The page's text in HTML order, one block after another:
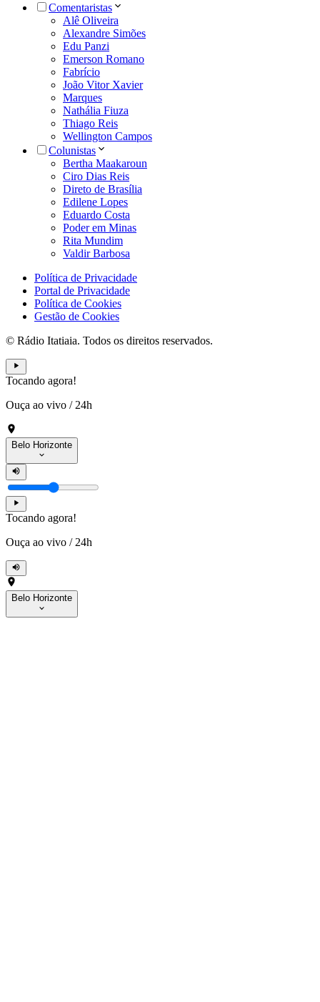
Comentaristas
Alê Oliveira
Alexandre Simões
Edu Panzi
Emerson Romano
Fabrício
João Vitor Xavier
Marques
Nathália Fiuza
Thiago Reis
Wellington Campos
Colunistas
Bertha Maakaroun
Ciro Dias Reis
Direto de Brasília
Edilene Lopes
Eduardo Costa
Poder em Minas
Rita Mundim
Valdir Barbosa
Política de Privacidade
Portal de Privacidade
Política de Cookies
Gestão de Cookies
© Rádio Itatiaia. Todos os direitos reservados.
Tocando agora!
Ouça ao vivo / 24h
Belo Horizonte
Tocando agora!
Ouça ao vivo / 24h
Belo Horizonte